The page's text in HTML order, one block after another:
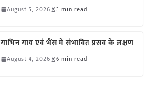
August 5, 2026 3 min read
गाभिन गाय एवं भैंस में संभावित प्रसव के लक्षण
August 4, 2026 6 min read